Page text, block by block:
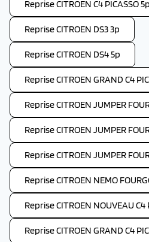
Reprise CITROEN C4 PICASSO 5p
Reprise CITROEN DS3 3p
Reprise CITROEN DS4 5p
Reprise CITROEN GRAND C4
Reprise CITROEN JUMPER
Reprise CITROEN JUMPER
Reprise CITROEN JUMPER
Reprise CITROEN NEMO
Reprise CITROEN NOUVEAU C4
Reprise CITROEN GRAND C4